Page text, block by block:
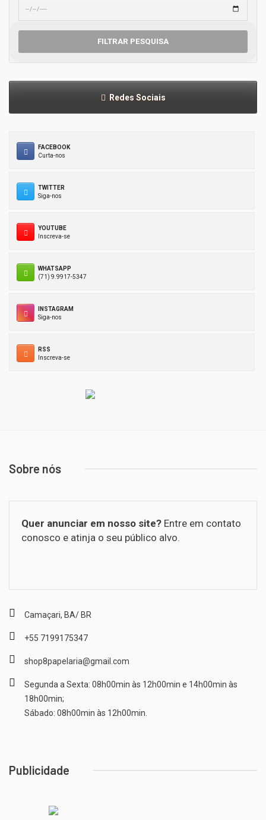
FILTRAR PESQUISA
Redes Sociais
FACEBOOK
Curta-nos
TWITTER
Siga-nos
YOUTUBE
Inscreva-se
WHATSAPP
(71) 9.9917-5347
INSTAGRAM
Siga-nos
RSS
Inscreva-se
Sobre nós
Quer anunciar em nosso site? Entre em contato
conosco e atinja o seu público alvo.
Camaçari, BA/ BR
+55 7199175347
shop8papelaria@gmail.com
Segunda a Sexta: 08h00min às 12h00min e 14h00min às
18h00min;
Sábado: 08h00min às 12h00min.
Publicidade